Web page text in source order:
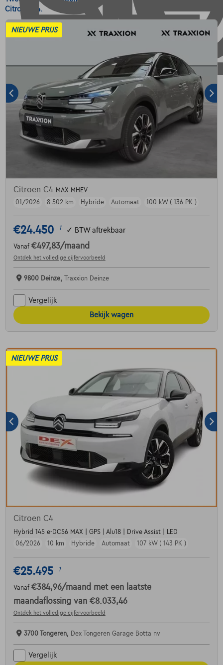
Citroen C4.
NIEUWE PRIJS
Citroen C4 MAX MHEV
01/2026
8.502 km Hybride Automaat 100 kW ( 136 PK )
€24.450 1 ✓ BTW aftrekbaar
Vanaf €497,83/maand
Ontdek het volledige cijfervoorbeeld
9800 Deinze, Traxxion Deinze
Vergelijk
Bekijk wagen
NIEUWE PRIJS
Citroen C4
Hybrid 145 e-DCS6 MAX | GPS | Alu18 | Drive Assist | LED
06/2026
10 km Hybride Automaat 107 kW ( 143 PK )
€25.495 1
Vanaf €384,96/maand met een laatste
maandaflossing van €8.033,46
Ontdek het volledige cijfervoorbeeld
3700 Tongeren, Dex Tongeren Garage Botta nv
Vergelijk